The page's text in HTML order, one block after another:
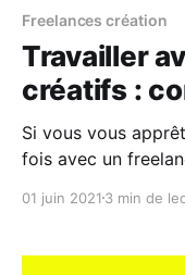
Freelances création
Travailler
créatifs :
Si vous vous
fois avec un
jusqu'à présent
aidera à mieux
01 juin 2021 3 min de